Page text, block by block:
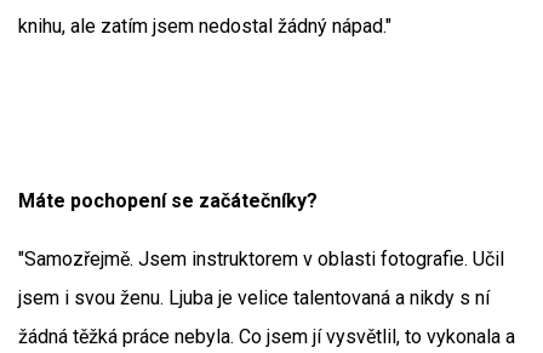
knihu, ale zatím jsem nedostal žádný nápad."
Máte pochopení se začátečníky?
"Samozřejmě. Jsem instruktorem v oblasti fotografie. Učil
jsem i svou ženu. Ljuba je velice talentovaná a nikdy s ní
žádná těžká práce nebyla. Co jsem jí vysvětlil, to vykonala a